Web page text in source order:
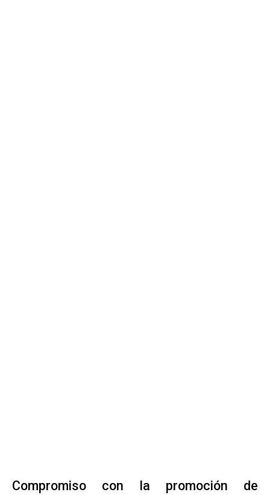
Compromiso con la promoción de